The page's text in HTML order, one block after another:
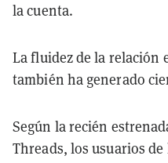
la cuenta.
La fluidez de la relación
también ha generado
Según la recién
Threads, los usuarios